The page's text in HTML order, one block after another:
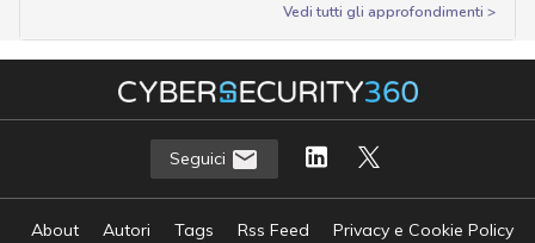
Vedi tutti gli approfondimenti >
Seguici
About Autori Tags Rss Feed
Privacy e Cookie Policy